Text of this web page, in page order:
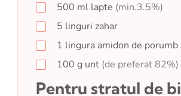
500 ml lapte (min.3.5%)
5 linguri zahar
1 lingura amidon de
100 g unt (de preferat 82%)
Pentru stratul de